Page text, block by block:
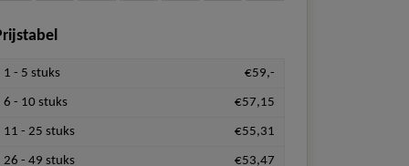
1 - 5 stuks €59,-
6 - 10 stuks €57,15
11 - 25 stuks €55,31
26 - 49 stuks €53,47